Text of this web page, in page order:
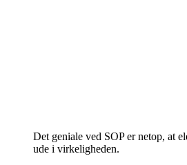
Det geniale ved SOP er netop, at
ude i virkeligheden.